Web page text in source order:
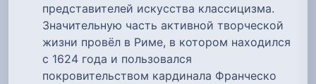
представителей искусства классицизма.
Значительную часть активной творческой
жизни провёл в Риме, в котором находился
с 1624 года и пользовался
покровительством кардинала Франческо